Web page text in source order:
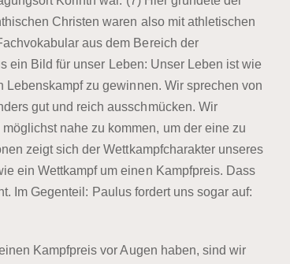
Christen waren also mit athletischen
aus dem Bereich der
ein Bild für unser Leben: Unser Leben ist wie
zu gewinnen. Wir sprechen von
gut und reich ausschmücken. Wir
nahe zu kommen, um der eine zu
zeigt sich der Wettkampfcharakter unseres
ein Wettkampf um einen Kampfpreis. Dass
Im Gegenteil: Paulus fordert uns sogar auf:
Kampfpreis vor Augen haben, sind wir